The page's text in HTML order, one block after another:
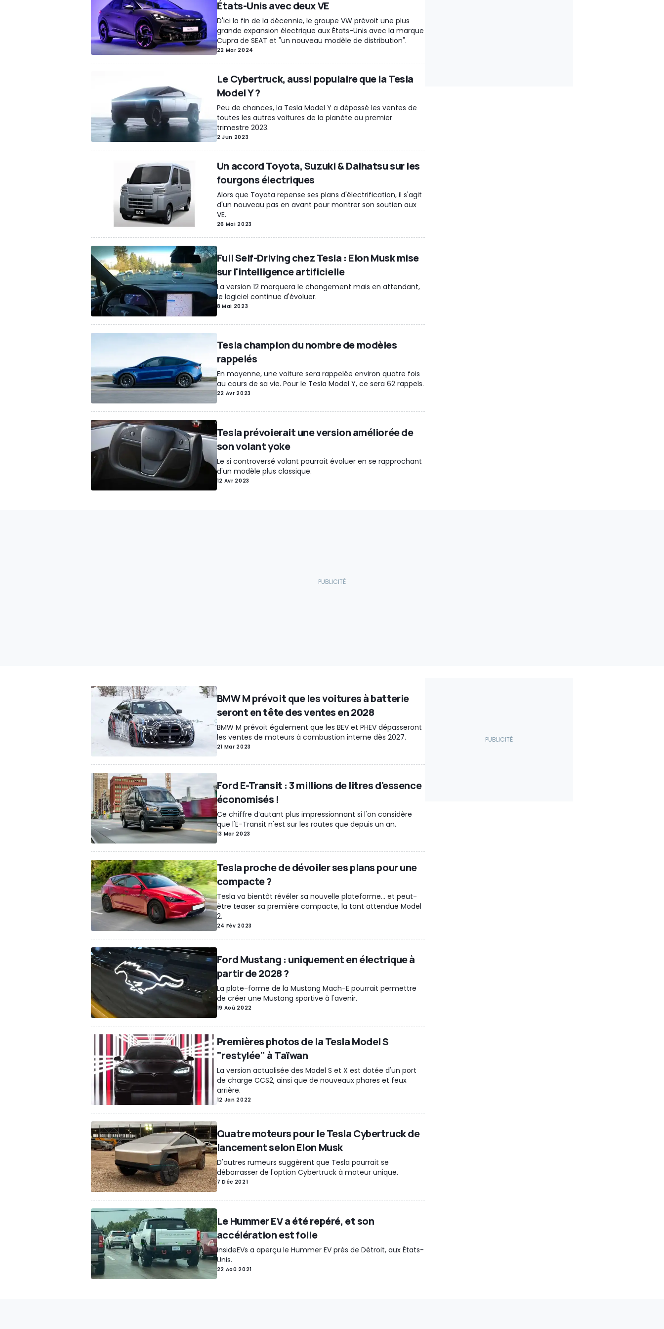
États-Unis avec deux VE
D'ici la fin de la décennie, le groupe VW prévoit une plus
grande expansion électrique aux États-Unis avec la marque
Cupra de SEAT et "un nouveau modèle de distribution".
22 Mar 2024
Le Cybertruck, aussi populaire que la Tesla
Model Y ?
Peu de chances, la Tesla Model Y a dépassé les ventes de
toutes les autres voitures de la planète au premier
trimestre 2023.
2 Jun 2023
Un accord Toyota, Suzuki & Daihatsu sur les
fourgons électriques
Alors que Toyota repense ses plans d'électrification, il s'agit
d'un nouveau pas en avant pour montrer son soutien aux
VE.
26 Mai 2023
Full Self-Driving chez Tesla : Elon Musk mise
sur l'intelligence artificielle
La version 12 marquera le changement mais en attendant,
le logiciel continue d'évoluer.
8 Mai 2023
Tesla champion du nombre de modèles
rappelés
En moyenne, une voiture sera rappelée environ quatre fois
au cours de sa vie. Pour le Tesla Model Y, ce sera 62 rappels.
22 Avr 2023
Tesla prévoierait une version améliorée de
son volant yoke
Le si controversé volant pourrait évoluer en se rapprochant
d'un modèle plus classique.
12 Avr 2023
BMW M prévoit que les voitures à batterie
seront en tête des ventes en 2028
BMW M prévoit également que les BEV et PHEV dépasseront
les ventes de moteurs à combustion interne dès 2027.
21 Mar 2023
Ford E-Transit : 3 millions de litres d'essence
économisés !
Ce chiffre d’autant plus impressionnant si l'on considère
que l'E-Transit n'est sur les routes que depuis un an.
13 Mar 2023
Tesla proche de dévoiler ses plans pour une
compacte ?
Tesla va bientôt révéler sa nouvelle plateforme... et peut-
être teaser sa première compacte, la tant attendue Model
2.
24 Fév 2023
Ford Mustang : uniquement en électrique à
partir de 2028 ?
La plate-forme de la Mustang Mach-E pourrait permettre
de créer une Mustang sportive à l'avenir.
19 Aoû 2022
Premières photos de la Tesla Model S
"restylée" à Taïwan
La version actualisée des Model S et X est dotée d'un port
de charge CCS2, ainsi que de nouveaux phares et feux
arrière.
12 Jan 2022
Quatre moteurs pour le Tesla Cybertruck de
lancement selon Elon Musk
D'autres rumeurs suggèrent que Tesla pourrait se
débarrasser de l'option Cybertruck à moteur unique.
7 Déc 2021
Le Hummer EV a été repéré, et son
accélération est folle
InsideEVs a aperçu le Hummer EV près de Détroit, aux États-
Unis.
22 Aoû 2021